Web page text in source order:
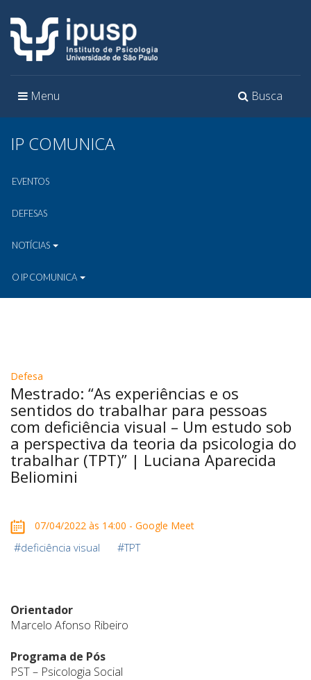
Toggle
Busca
Toggle
Menu
IP COMUNICA
EVENTOS
DEFESAS
NOTÍCIAS
O IP COMUNICA
Defesa
Mestrado: “As experiências e os
sentidos do trabalhar para pessoas
com deficiência visual – Um estudo sob
a perspectiva da teoria da psicologia do
trabalhar (TPT)” | Luciana Aparecida
Beliomini
07/04/2022 às 14:00 - Google Meet
#deficiência visual #TPT
Orientador
Marcelo Afonso Ribeiro
Programa de Pós
PST – Psicologia Social